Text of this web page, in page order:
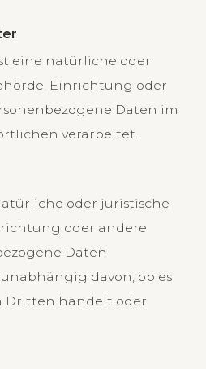
eine natürliche oder
Einrichtung oder
Daten im
verarbeitet.
oder juristische
oder andere
Daten
davon, ob es
Dritten handelt oder